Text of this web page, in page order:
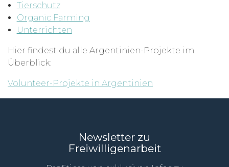
Tierschutz
Organic Farming
Unterrichten
Hier findest du alle Argentinien-Projekte im
Überblick:
Volunteer-Projekte in Argentinien
Newsletter zu
Freiwilligenarbeit